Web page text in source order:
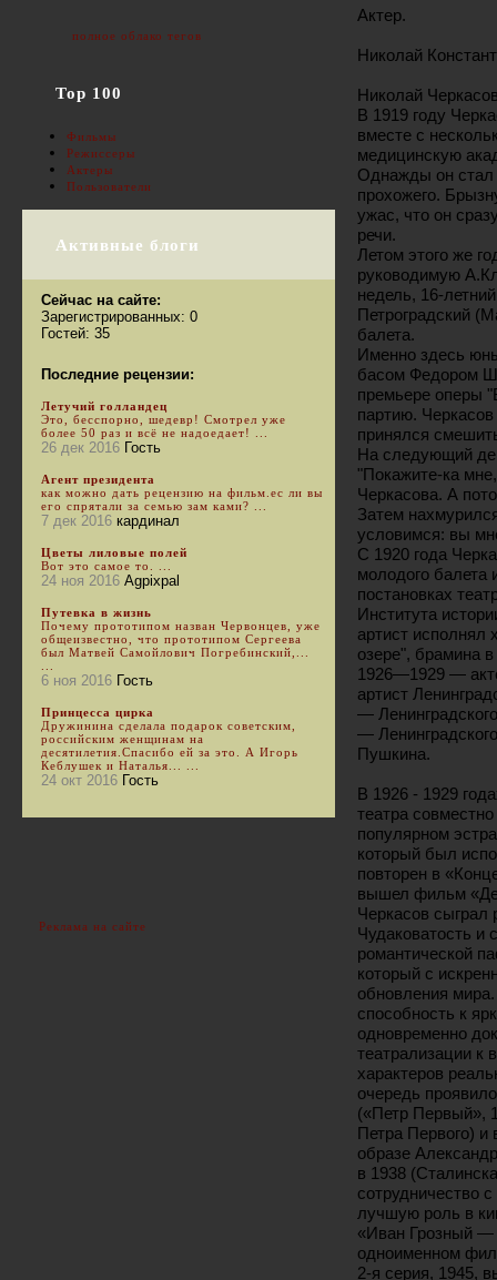
Актер.
Николай
Николай
В 1919 году
вместе с
медицинскую
Однажды он стал
прохожего.
ужас, что он
речи.
Летом этого же
руководимую
недель, 16-
Петроградский
балета.
Именно здесь
басом Федором
премьере оперы
партию.
принялся
На следующий
"Покажите-ка
Черкасова. А
Затем
условимся: вы
С 1920 года
молодого балета
постановках
Института
артист исполнял
озере", брамина
1926—1929 —
артист
—
—
Пушкина.
В 1926 - 1929
театра
популярном
который был
повторен в
вышел фильм
Черкасов
Чудаковатость и
романтической
который с
обновления
способность к
одновременно
театрализации к
характеров
очередь
(«Петр Первый»,
Петра Первого) и
образе
в 1938
сотрудничество
лучшую роль в
«Иван Грозный —
одноименном
2-я серия, 1945,
полное облако тегов
Top 100
Фильмы
Режиссеры
Актеры
Пользователи
Активные блоги
Сейчас на сайте:
Зарегистрированных: 0
Гостей: 35
Последние рецензии:
Летучий голландец
Это, бесспорно, шедевр! Смотрел уже
более 50 раз и всё не надоедает! ...
26 дек 2016 Гость
Агент президента
как можно дать рецензию на фильм.ес ли вы
его спрятали за семью зам ками? ...
7 дек 2016 кардинал
Цветы лиловые полей
Вот это самое то. ...
24 ноя 2016 Agpixpal
Путевка в жизнь
Почему прототипом назван Червонцев, уже
общеизвестно, что прототипом Сергеева
был Матвей Самойлович Погребинский,...
6 ноя 2016 Гость
Принцесса цирка
Дружинина сделала подарок советским,
российским женщинам на
десятилетия.Спасибо ей за это. А Игорь
Кеблушек и Наталья... ...
24 окт 2016 Гость
Реклама на сайте